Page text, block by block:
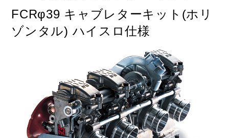
HUSQVANA KTM MOTO GUZZI
TRIUMPH
閉じる
FCRφ39 キャブレターキット(ホリ
ゾンタル) ハイスロ仕様